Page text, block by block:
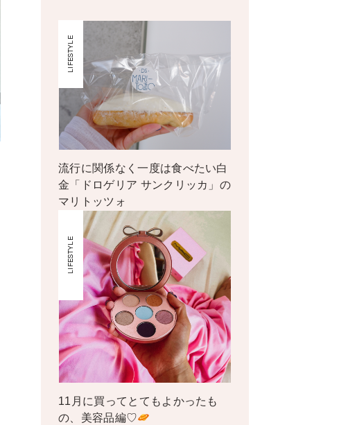
LIFESTYLE
流行に関係なく一度は食べたい白
金「ドロゲリア サンクリッカ」の
マリトッツォ
LIFESTYLE
11月に買ってとてもよかったも
の、美容品編♡